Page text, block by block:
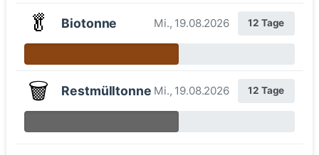
🥬 Biotonne Mi., 19.08.2026 12 Tage
🗑️ Restmülltonne Mi., 19.08.2026 12 Tage